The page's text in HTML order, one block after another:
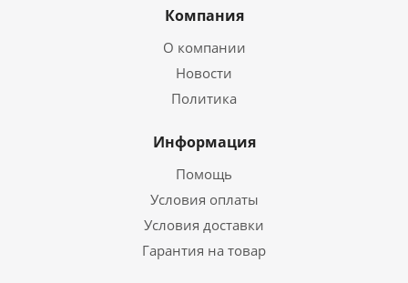
Компания
О компании
Новости
Политика
Информация
Помощь
Условия оплаты
Условия доставки
Гарантия на товар